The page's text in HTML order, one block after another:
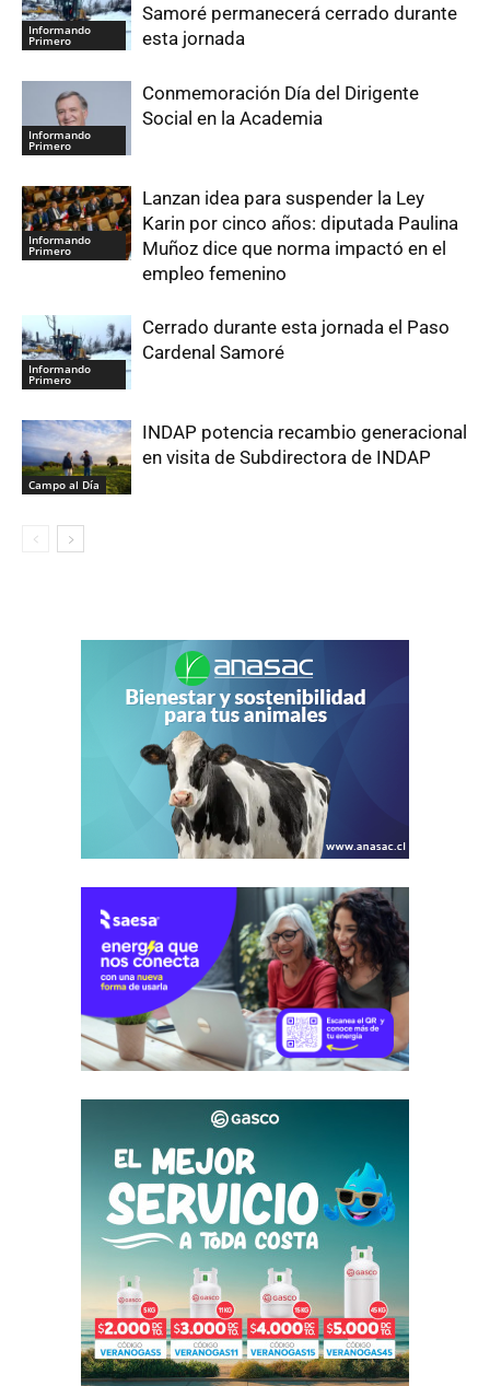
Informando
Primero
Samoré permanecerá cerrado durante
esta jornada
Informando
Primero
Conmemoración Día del Dirigente
Social en la Academia
Informando
Primero
Lanzan idea para suspender la Ley
Karin por cinco años: diputada Paulina
Muñoz dice que norma impactó en el
empleo femenino
Informando
Primero
Cerrado durante esta jornada el Paso
Cardenal Samoré
Campo al Día
INDAP potencia recambio generacional
en visita de Subdirectora de INDAP